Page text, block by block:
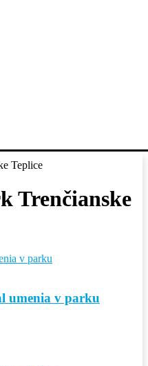
Teplice
Trenčianske
umenia v parku